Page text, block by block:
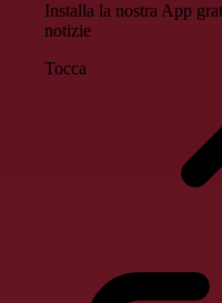
Installa la nostra App
notizie
Tocca